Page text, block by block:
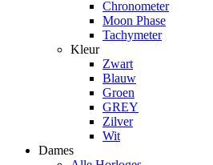
Chronometer
Moon Phase
Tachymeter
Kleur
Zwart
Blauw
Groen
GREY
Zilver
Wit
Dames